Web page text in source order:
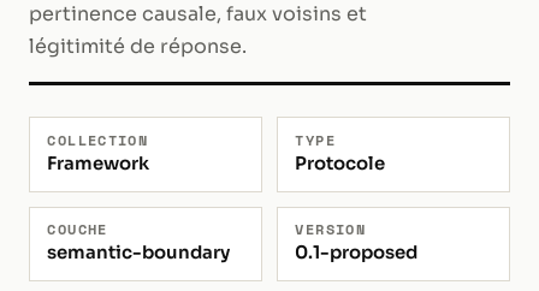
pertinence causale, faux voisins et
légitimité de réponse.
COLLECTION
Framework
TYPE
Protocole
COUCHE
semantic-boundary
VERSION
0.1-proposed